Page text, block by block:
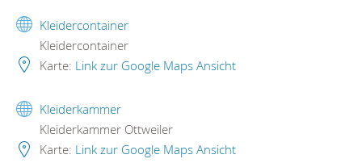
Kleidercontainer
Kleidercontainer
Karte: Link zur Google Maps Ansicht
Kleiderkammer
Kleiderkammer Ottweiler
Karte: Link zur Google Maps Ansicht